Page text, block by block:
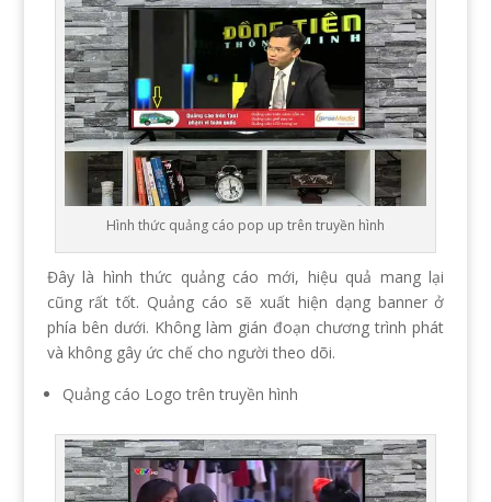
Hình thức quảng cáo pop up trên truyền hình
Đây là hình thức quảng cáo mới, hiệu quả mang lại
cũng rất tốt. Quảng cáo sẽ xuất hiện dạng banner ở
phía bên dưới. Không làm gián đoạn chương trình phát
và không gây ức chế cho người theo dõi.
Quảng cáo Logo trên truyền hình